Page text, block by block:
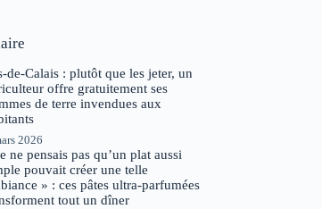
de-Calais : plutôt que les jeter, un
offre gratuitement ses
de terre invendues aux
2026
ne pensais pas qu’un plat aussi
pouvait créer une telle
» : ces pâtes ultra-parfumées
tout un dîner